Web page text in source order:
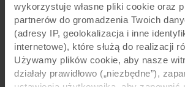
wykorzystuje własne pliki cookie oraz
partnerów do gromadzenia Twoich
(adresy IP, geolokalizacja i inne
internetowe), które służą do realizacji
Używamy plików cookie, aby nasze
działały prawidłowo („niezbędne”),
Analizy